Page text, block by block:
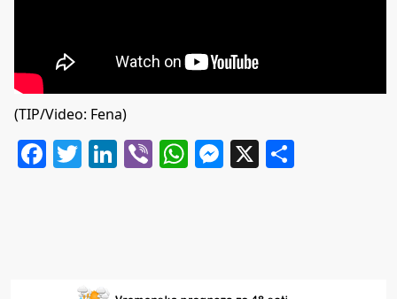
(TIP/Video: Fena)
Facebook
Twitter
LinkedIn
ViberWhatsApp
Messenger
X